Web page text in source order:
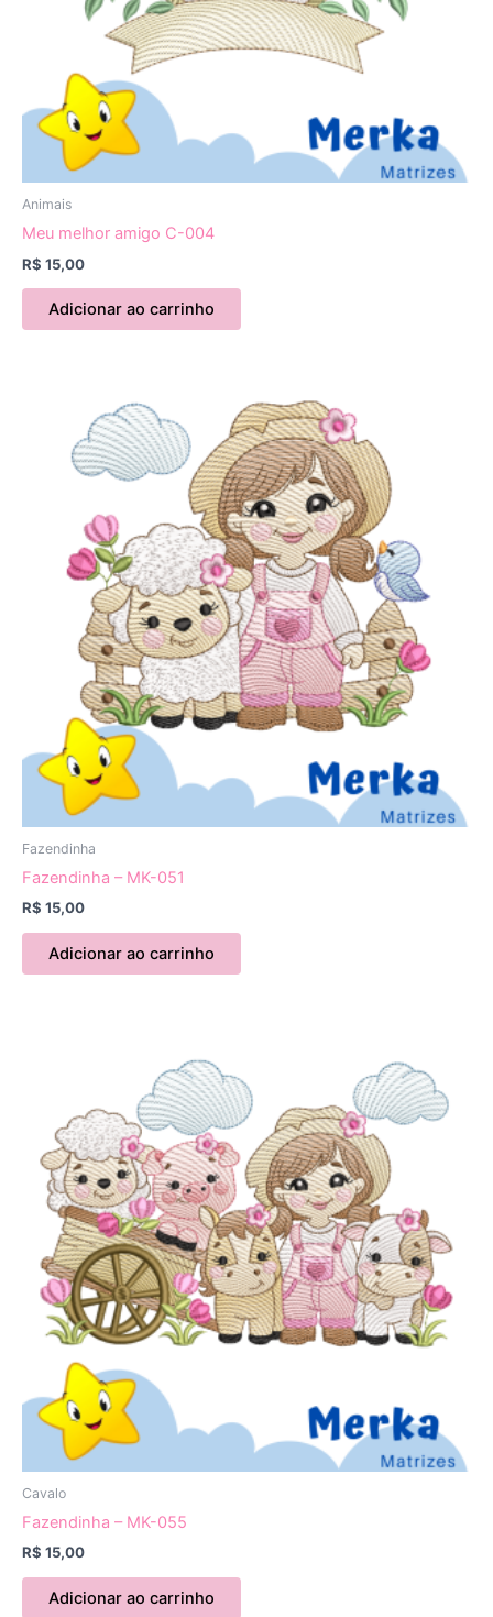
Animais
Meu melhor amigo C-004
R$ 15,00
Adicionar ao carrinho
Fazendinha
Fazendinha – MK-051
R$ 15,00
Adicionar ao carrinho
Cavalo
Fazendinha – MK-055
R$ 15,00
Adicionar ao carrinho